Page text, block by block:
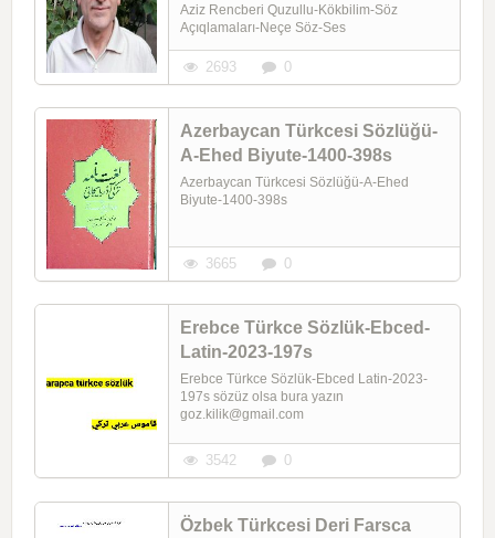
Aziz Rencberi Quzullu-Kökbilim-Söz
Açıqlamaları-Neçe Söz-Ses
2693 0
Azerbaycan Türkcesi Sözlüğü-
A-Ehed Biyute-1400-398s
Azerbaycan Türkcesi Sözlüğü-A-Ehed
Biyute-1400-398s
3665 0
Erebce Türkce Sözlük-Ebced-
Latin-2023-197s
Erebce Türkce Sözlük-Ebced Latin-2023-
197s sözüz olsa bura yazın
goz.kilik@gmail.com
3542 0
Özbek Türkcesi Deri Farsca